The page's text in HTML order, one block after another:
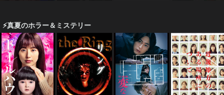
⚡真夏のホラー＆ミステリー